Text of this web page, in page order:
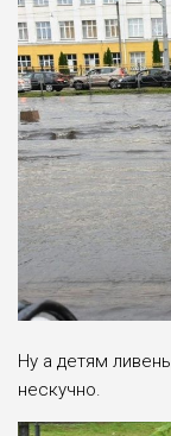
Ну а детям
нескучно.